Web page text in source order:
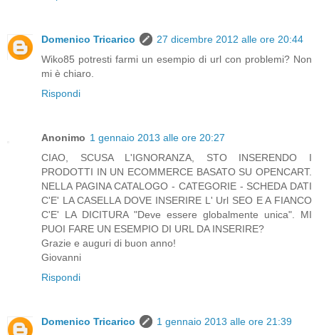
Domenico Tricarico
27 dicembre 2012 alle ore 20:44
Wiko85 potresti farmi un esempio di url con problemi? Non
mi è chiaro.
Rispondi
Anonimo 1 gennaio 2013 alle ore 20:27
CIAO, SCUSA L'IGNORANZA, STO INSERENDO I
PRODOTTI IN UN ECOMMERCE BASATO SU OPENCART.
NELLA PAGINA CATALOGO - CATEGORIE - SCHEDA DATI
C'E' LA CASELLA DOVE INSERIRE L' Url SEO E A FIANCO
C'E' LA DICITURA "Deve essere globalmente unica". MI
PUOI FARE UN ESEMPIO DI URL DA INSERIRE?
Grazie e auguri di buon anno!
Giovanni
Rispondi
Domenico Tricarico
1 gennaio 2013 alle ore 21:39